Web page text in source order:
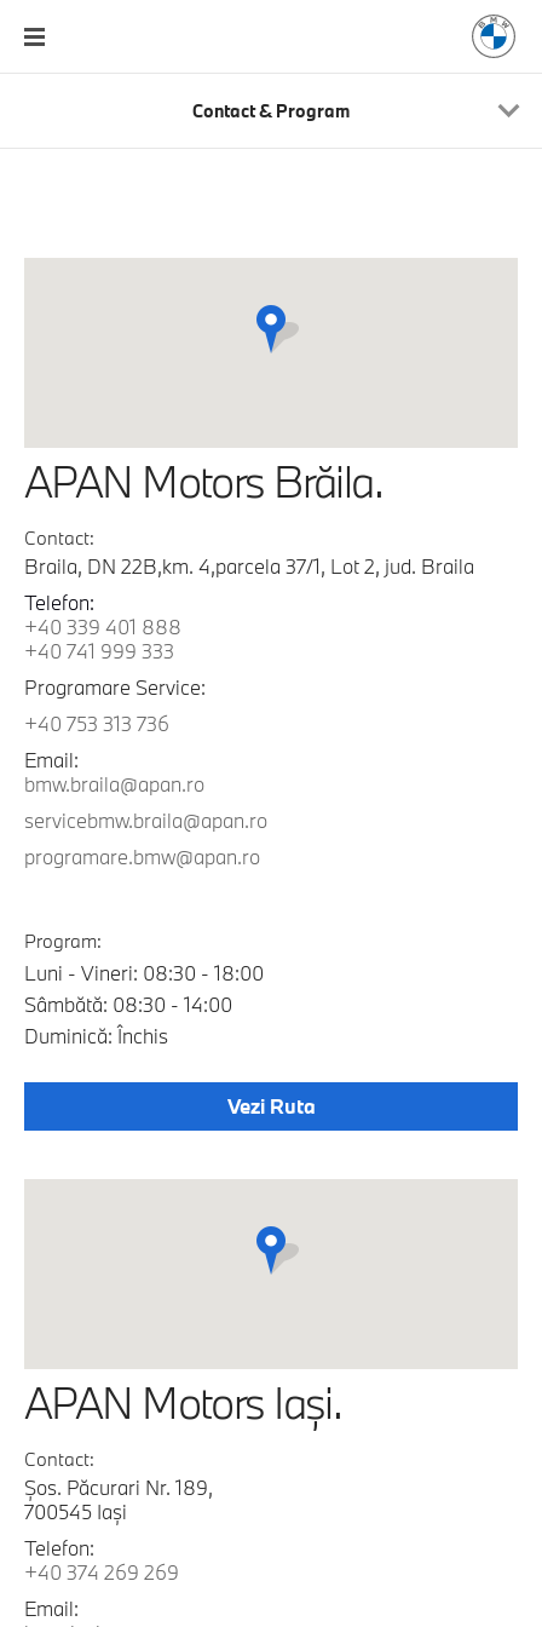
Contact & Program
APAN Motors Brăila.
Contact:
Braila, DN 22B,km. 4,parcela 37/1, Lot 2, jud. Braila
Telefon:
+40 339 401 888
+40 741 999 333
Programare Service:
+40 753 313 736
Email:
bmw.braila@apan.ro
servicebmw.braila@apan.ro
programare.bmw@apan.ro
Program:
Luni - Vineri: 08:30 - 18:00
Sâmbătă: 08:30 - 14:00
Duminică: Închis
Vezi Ruta
APAN Motors Iaşi.
Contact:
Şos. Păcurari Nr. 189,
700545 Iaşi
Telefon:
+40 374 269 269
Email: